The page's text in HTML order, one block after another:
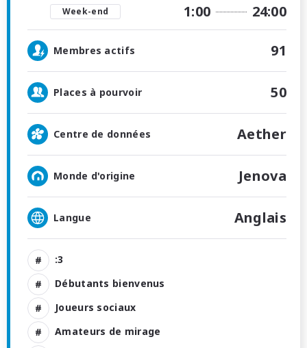
Week-end 1:00 24:00
Membres actifs 91
Places à pourvoir 50
Centre de données Aether
Monde d'origine Jenova
Langue Anglais
:3
Débutants bienvenus
Joueurs sociaux
Amateurs de mirage